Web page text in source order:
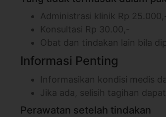
Administrasi klinik Rp
Konsultasi Rp 30.00,-
Obat dan tindakan lain bila
Informasi Penting
Informasikan kondisi medis
Jika ada, selisih tagihan
Perawatan setelah tindakan